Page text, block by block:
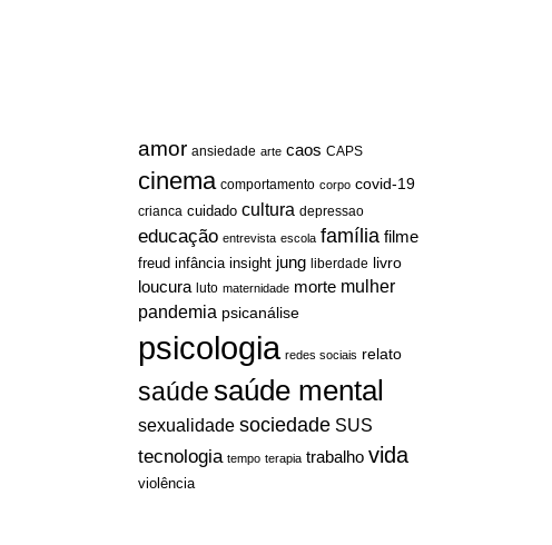
amor ansiedade arte caos CAPS
cinema comportamento corpo covid-19
crianca cuidado cultura depressao
educação entrevista escola família filme
freud infância insight jung liberdade livro
loucura luto maternidade morte mulher
pandemia psicanálise
psicologia redes sociais relato
saúdesaúde mental
sexualidade sociedade SUS
tecnologia tempo terapia trabalho vida
violência